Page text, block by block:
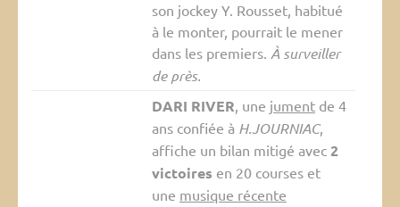
son jockey Y. Rousset, habitué
à le monter, pourrait le mener
dans les premiers. À surveiller
de près.
DARI RIVER, une jumentde 4
ans confiée à H.JOURNIAC,
affiche un bilan mitigé avec 2
victoires en 20 courses et
une musique récente